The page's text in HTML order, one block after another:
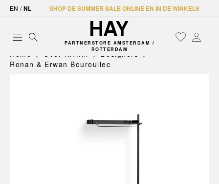
EN / NL SHOP DE SUMMER SALE ONLINE EN IN DE WINKELS
PARTNERSTORE AMSTERDAM /
ROTTERDAM
Home Over HAY.nl
Designers
Ronan & Erwan Bouroullec